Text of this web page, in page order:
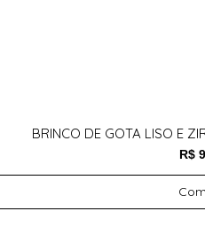
BRINCO DE GOTA LISO E
R$